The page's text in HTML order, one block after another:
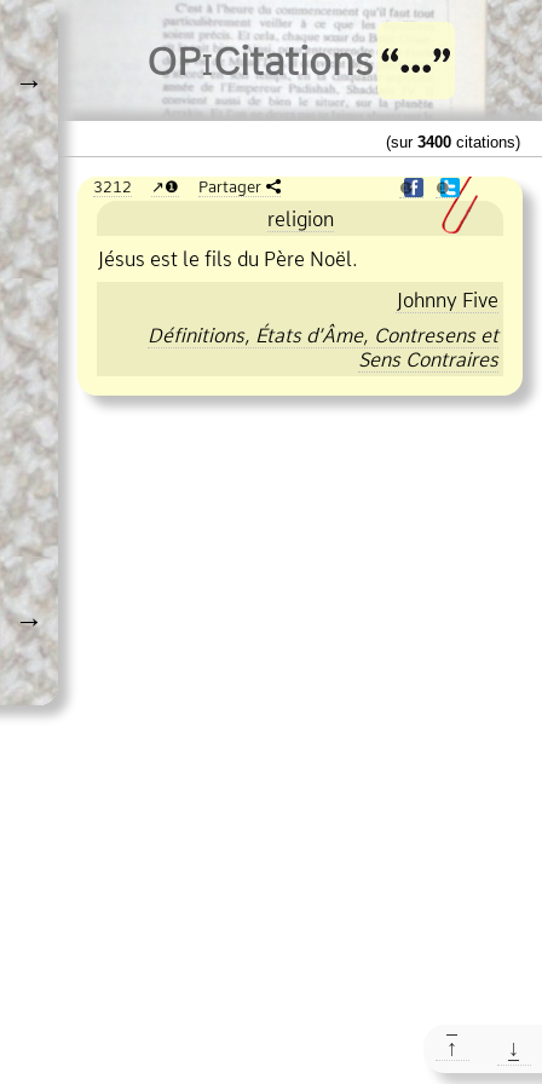
→
→
OPiCitations
(sur 3400 citations)
3212 ❶ Partager ❶ ❶
religion
Jésus est le fils du Père Noël.
Johnny Five
Définitions, États d’Âme, Contresens et
Sens Contraires
↑ ↓